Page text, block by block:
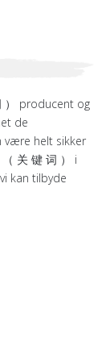
） producent og
de
være helt sikker
关 键 词 ） i
kan tilbyde